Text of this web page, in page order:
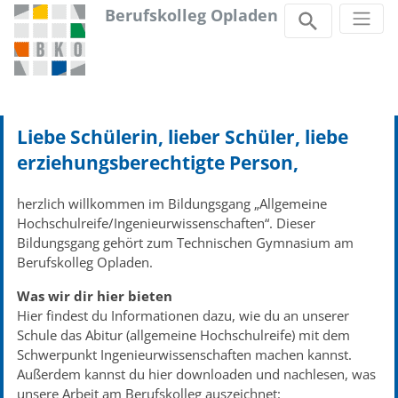
Berufskolleg Opladen
Liebe Schülerin, lieber Schüler, liebe
erziehungsberechtigte Person,
herzlich willkommen im Bildungsgang „Allgemeine
Hochschulreife/Ingenieurwissenschaften“. Dieser
Bildungsgang gehört zum Technischen Gymnasium am
Berufskolleg Opladen.
Was wir dir hier bieten
Hier findest du Informationen dazu, wie du an unserer
Schule das Abitur (allgemeine Hochschulreife) mit dem
Schwerpunkt Ingenieurwissenschaften machen kannst.
Außerdem kannst du hier downloaden und nachlesen, was
unsere Arbeit am Berufskolleg auszeichnet: